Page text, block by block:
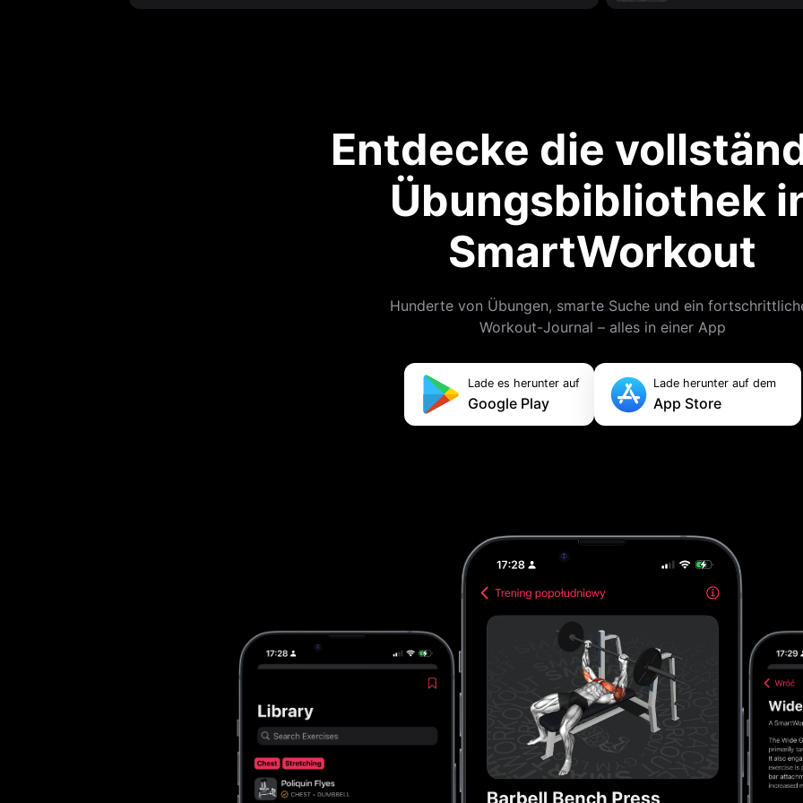
Entdecke die
Übungsbibliothek
SmartWorkout
Hunderte von Übungen, smarte Suche und ein
Workout-Journal – alles in einer App
Lade es herunter auf
Google Play
Lade herunter auf dem
App Store